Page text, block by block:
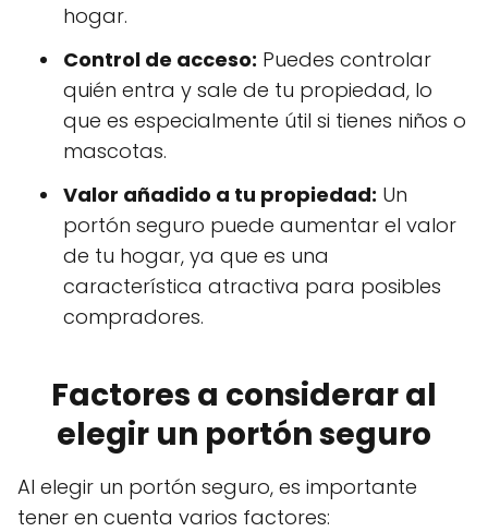
hogar.
Control de acceso: Puedes controlar
quién entra y sale de tu propiedad, lo
que es especialmente útil si tienes niños o
mascotas.
Valor añadido a tu propiedad: Un
portón seguro puede aumentar el valor
de tu hogar, ya que es una
característica atractiva para posibles
compradores.
Factores a considerar al
elegir un portón seguro
Al elegir un portón seguro, es importante
tener en cuenta varios factores: